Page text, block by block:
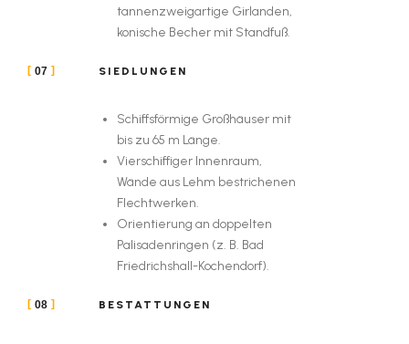
tannenzweigartige Girlanden,
konische Becher mit Standfuß.
07 SIEDLUNGEN
Schiffsförmige Großhäuser mit
bis zu 65 m Länge.
Vierschiffiger Innenraum,
Wände aus Lehm bestrichenen
Flechtwerken.
Orientierung an doppelten
Palisadenringen (z. B. Bad
Friedrichshall-Kochendorf).
08 BESTATTUNGEN